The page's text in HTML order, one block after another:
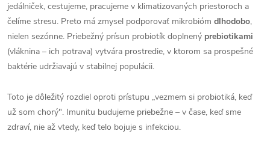
jedálniček, cestujeme, pracujeme v klimatizovaných priestoroch a
čelíme stresu. Preto má zmysel podporovať mikrobióm dlhodobo,
nielen sezónne. Priebežný prísun probiotík doplnený prebiotikami
(vláknina – ich potrava) vytvára prostredie, v ktorom sa prospešné
baktérie udržiavajú v stabilnej populácii.
Toto je dôležitý rozdiel oproti prístupu „vezmem si probiotiká, keď
už som chorý". Imunitu budujeme priebežne – v čase, keď sme
zdraví, nie až vtedy, keď telo bojuje s infekciou.